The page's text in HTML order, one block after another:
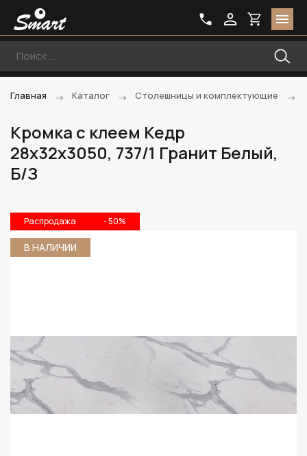
Главная Каталог Столешницы и комплектующие
Кромка с клеем Кедр
28х32х3050, 737/1 Гранит Белый,
Б/З
Распродажа - 50%
В НАЛИЧИИ